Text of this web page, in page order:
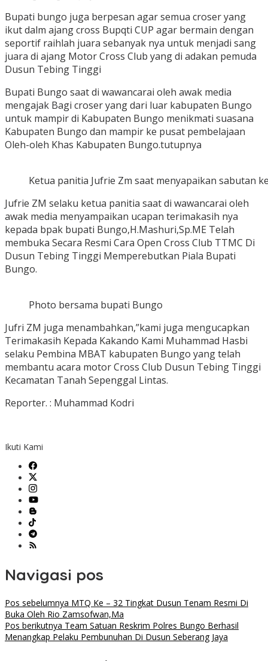
Bupati bungo juga berpesan agar semua croser yang
ikut dalm ajang cross Bupqti CUP agar bermain dengan
seportif raihlah juara sebanyak nya untuk menjadi sang
juara di ajang Motor Cross Club yang di adakan pemuda
Dusun Tebing Tinggi
Bupati Bungo saat di wawancarai oleh awak media
mengajak Bagi croser yang dari luar kabupaten Bungo
untuk mampir di Kabupaten Bungo menikmati suasana
Kabupaten Bungo dan mampir ke pusat pembelajaan
Oleh-oleh Khas Kabupaten Bungo.tutupnya
Ketua panitia Jufrie Zm saat menyapaikan sabutan
Jufrie ZM selaku ketua panitia saat di wawancarai oleh
awak media menyampaikan ucapan terimakasih nya
kepada bpak bupati Bungo,H.Mashuri,Sp.ME Telah
membuka Secara Resmi Cara Open Cross Club TTMC Di
Dusun Tebing Tinggi Memperebutkan Piala Bupati
Bungo.
Photo bersama bupati Bungo
Jufri ZM juga menambahkan,”kami juga mengucapkan
Terimakasih Kepada Kakando Kami Muhammad Hasbi
selaku Pembina MBAT kabupaten Bungo yang telah
membantu acara motor Cross Club Dusun Tebing Tinggi
Kecamatan Tanah Sepenggal Lintas.
Reporter. : Muhammad Kodri
Ikuti Kami
Navigasi pos
Pos sebelumnya MTQ Ke – 32 Tingkat Dusun Tenam Resmi Di
Buka Oleh Rio Zamsofwan,Ma
Pos berikutnya Team Satuan Reskrim Polres Bungo Berhasil
Menangkap Pelaku Pembunuhan Di Dusun Seberang Jaya